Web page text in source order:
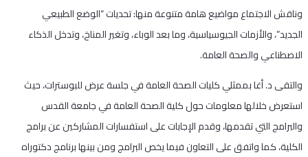
وناقش الاجتماع مواضيع هامة متنوعة منها: تحديات “الوضع الطبيعي
الجديد”، والأزمات الجيوسياسية، وما بعد الوباء، وتغير المناخ، وتدخل الذكاء
الاصطناعي والصحة العامة.
والتقى د. أغا بممثلي كليات الصحة العامة في جلسة عرض للبوسترات، حيث
استعرض خلالها معلومات حول كلية الصحة العامة في جامعة القدس
والبرامج التي تقدمها، وقدم الإجابات على استفسارات المشاركين عن برامج
الكلية، كما واتفق على التعاون فيما يخص البرامج ومن بينها برنامج دكتوراه